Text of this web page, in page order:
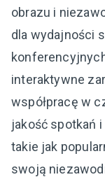
obrazu i
dla wydajności
interaktywne
współpracę w
jakość spotkań
takie jak
swoją